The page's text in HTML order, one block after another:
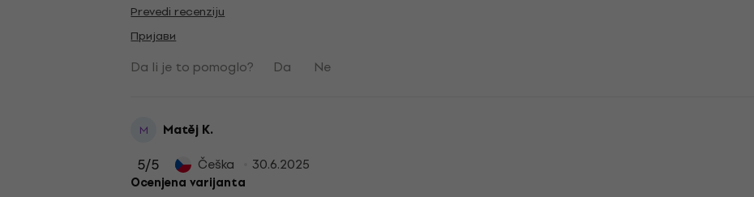
Prevedi recenziju
Пријави
Da li je to pomoglo? Da Ne
M Matěj K.
5/5 Češka 30.6.2025
Ocenjena varijanta